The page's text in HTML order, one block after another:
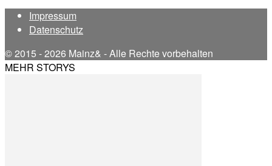
Impressum
Datenschutz
© 2015 - 2026 Mainz& - Alle Rechte vorbehalten
MEHR STORYS